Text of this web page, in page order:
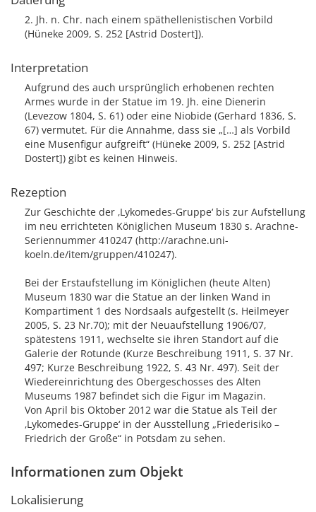
2. Jh. n. Chr. nach einem späthellenistischen Vorbild
(Hüneke 2009, S. 252 [Astrid Dostert]).
Interpretation
Aufgrund des auch ursprünglich erhobenen rechten
Armes wurde in der Statue im 19. Jh. eine Dienerin
(Levezow 1804, S. 61) oder eine Niobide (Gerhard 1836, S.
67) vermutet. Für die Annahme, dass sie „[…] als Vorbild
eine Musenfigur aufgreift“ (Hüneke 2009, S. 252 [Astrid
Dostert]) gibt es keinen Hinweis.
Rezeption
Zur Geschichte der ‚Lykomedes-Gruppe‘ bis zur Aufstellung
im neu errichteten Königlichen Museum 1830 s. Arachne-
Seriennummer 410247 (http://arachne.uni-
koeln.de/item/gruppen/410247).
Bei der Erstaufstellung im Königlichen (heute Alten)
Museum 1830 war die Statue an der linken Wand in
Kompartiment 1 des Nordsaals aufgestellt (s. Heilmeyer
2005, S. 23 Nr.70); mit der Neuaufstellung 1906/07,
spätestens 1911, wechselte sie ihren Standort auf die
Galerie der Rotunde (Kurze Beschreibung 1911, S. 37 Nr.
497; Kurze Beschreibung 1922, S. 43 Nr. 497). Seit der
Wiedereinrichtung des Obergeschosses des Alten
Museums 1987 befindet sich die Figur im Magazin.
Von April bis Oktober 2012 war die Statue als Teil der
‚Lykomedes-Gruppe‘ in der Ausstellung „Friederisiko –
Friedrich der Große“ in Potsdam zu sehen.
Informationen zum Objekt
Lokalisierung